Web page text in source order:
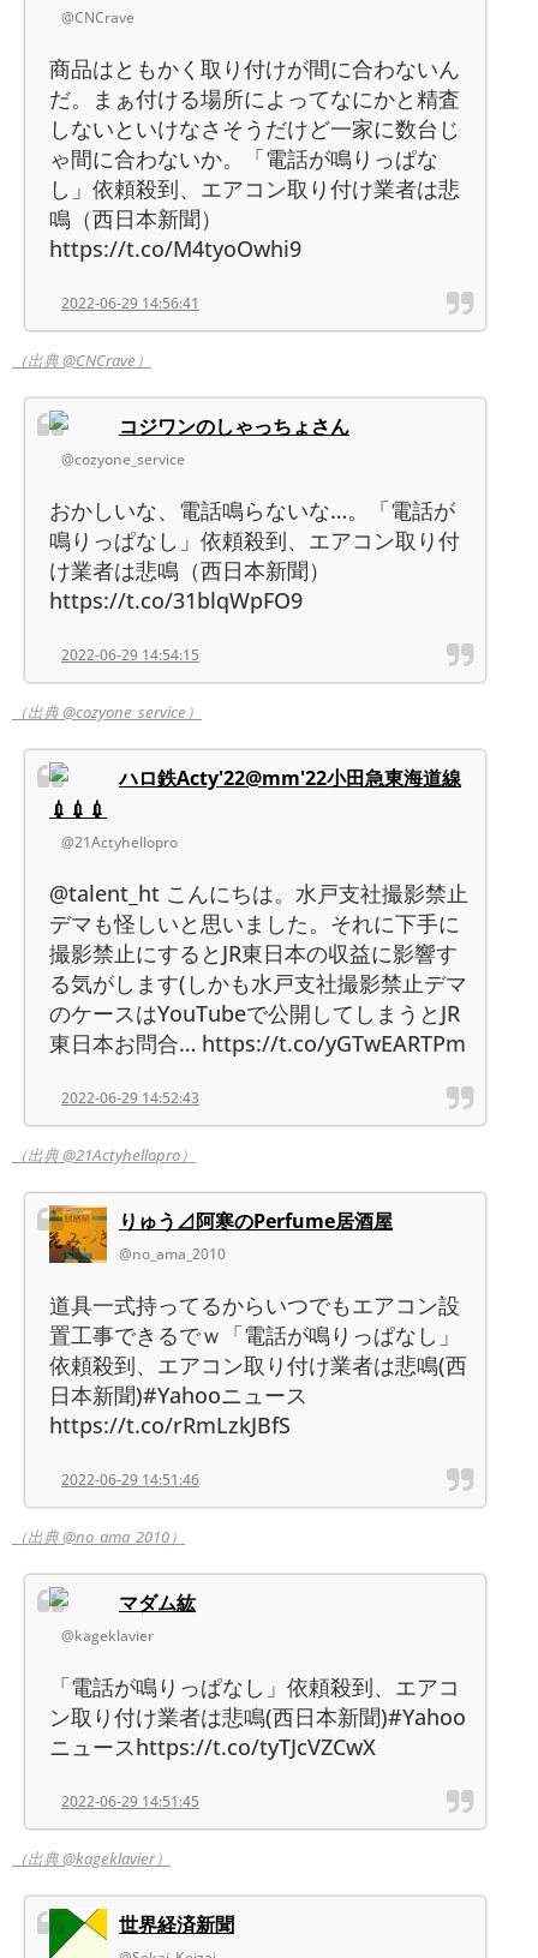
@CNCrave
商品はともかく取り付けが間に合わないん
だ。まぁ付ける場所によってなにかと精査
しないといけなさそうだけど一家に数台じ
ゃ間に合わないか。「電話が鳴りっぱな
し」依頼殺到、エアコン取り付け業者は悲
鳴（西日本新聞）
https://t.co/M4tyoOwhi9
2022-06-29 14:56:41
（出典 @CNCrave）
コジワンのしゃっちょさん
@cozyone_service
おかしいな、電話鳴らないな…。「電話が
鳴りっぱなし」依頼殺到、エアコン取り付
け業者は悲鳴（西日本新聞）
https://t.co/31blqWpFO9
2022-06-29 14:54:15
（出典 @cozyone_service）
ハロ鉄Acty'22@mm'22小田急東海道線
💉💉💉
@21Actyhellopro
@talent_ht こんにちは。水戸支社撮影禁止
デマも怪しいと思いました。それに下手に
撮影禁止にするとJR東日本の収益に影響す
る気がします(しかも水戸支社撮影禁止デマ
のケースはYouTubeで公開してしまうとJR
東日本お問合… https://t.co/yGTwEARTPm
2022-06-29 14:52:43
（出典 @21Actyhellopro）
りゅう⊿阿寒のPerfume居酒屋
@no_ama_2010
道具一式持ってるからいつでもエアコン設
置工事できるでｗ「電話が鳴りっぱなし」
依頼殺到、エアコン取り付け業者は悲鳴(西
日本新聞)#Yahooニュース
https://t.co/rRmLzkJBfS
2022-06-29 14:51:46
（出典 @no_ama_2010）
マダム紘
@kageklavier
「電話が鳴りっぱなし」依頼殺到、エアコ
ン取り付け業者は悲鳴(西日本新聞)#Yahoo
ニュースhttps://t.co/tyTJcVZCwX
2022-06-29 14:51:45
（出典 @kageklavier）
世界経済新聞